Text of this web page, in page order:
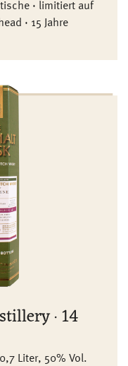
· limitiert auf
· 15 Jahre
· 14
Liter, 50% Vol.